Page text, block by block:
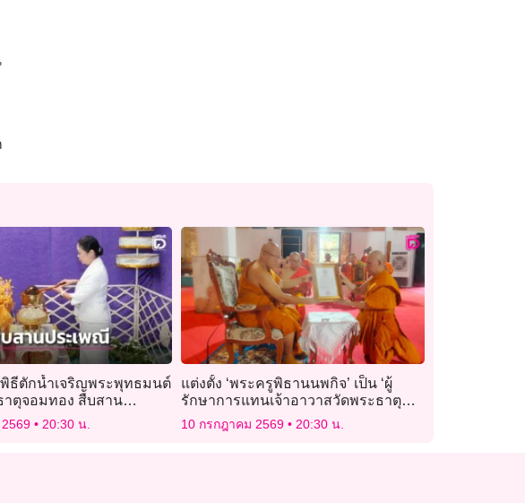
พิธีตักน้ำเจริญพระพุทธมนต์
าตุจอมทอง สืบสาน
าม ประจำปี 2569
20:30 น.
แต่งตั้ง ‘พระครูพิธานนพกิจ’ เป็น ‘ผู้
รักษาการแทนเจ้าอาวาสวัดพระธาตุ
ลำปางหลวง’
10 กรกฎาคม 2569 20:30 น.